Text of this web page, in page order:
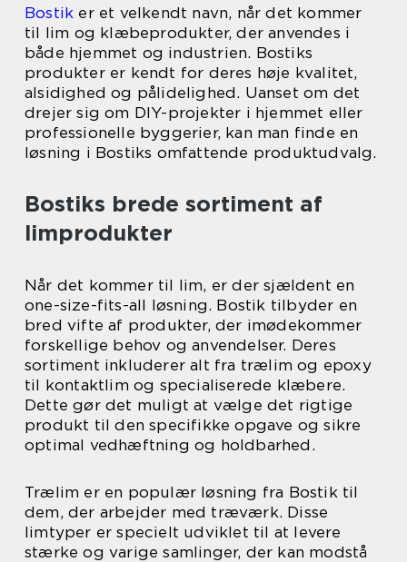
Bostik er et velkendt navn, når det kommer
til lim og klæbeprodukter, der anvendes i
både hjemmet og industrien. Bostiks
produkter er kendt for deres høje kvalitet,
alsidighed og pålidelighed. Uanset om det
drejer sig om DIY-projekter i hjemmet eller
professionelle byggerier, kan man finde en
løsning i Bostiks omfattende produktudvalg.
Bostiks brede sortiment af
limprodukter
Når det kommer til lim, er der sjældent en
one-size-fits-all løsning. Bostik tilbyder en
bred vifte af produkter, der imødekommer
forskellige behov og anvendelser. Deres
sortiment inkluderer alt fra trælim og epoxy
til kontaktlim og specialiserede klæbere.
Dette gør det muligt at vælge det rigtige
produkt til den specifikke opgave og sikre
optimal vedhæftning og holdbarhed.
Trælim er en populær løsning fra Bostik til
dem, der arbejder med træværk. Disse
limtyper er specielt udviklet til at levere
stærke og varige samlinger, der kan modstå